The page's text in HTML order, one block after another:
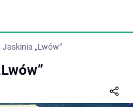
Jaskinia „Lwów”